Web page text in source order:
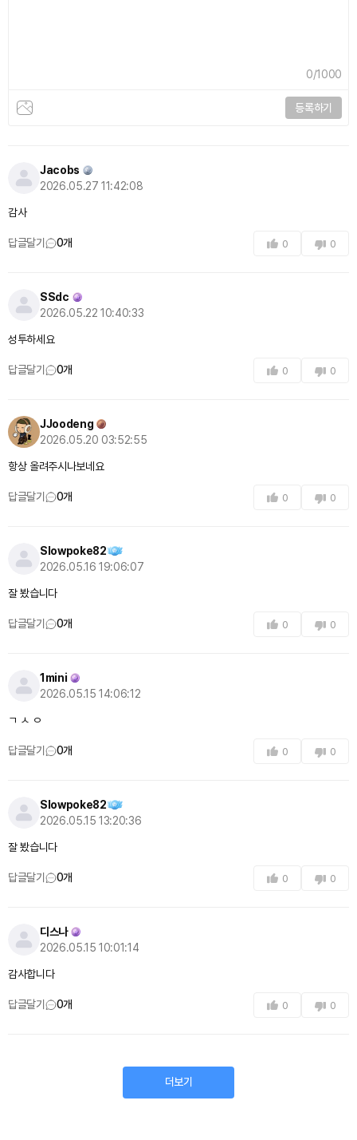
0/1000
등록하기
Jacobs
2026.05.27 11:42:08
감사
답글달기 0개 0 0
SSdc
2026.05.22 10:40:33
성투하세요
답글달기 0개 0 0
JJoodeng
2026.05.20 03:52:55
항상 올려주시나보네요
답글달기 0개 0 0
Slowpoke82
2026.05.16 19:06:07
잘 봤습니다
답글달기 0개 0 0
1mini
2026.05.15 14:06:12
ㄱ ㅅ ㅇ
답글달기 0개 0 0
Slowpoke82
2026.05.15 13:20:36
잘 봤습니다
답글달기 0개 0 0
디스나
2026.05.15 10:01:14
감사합니다
답글달기 0개 0 0
더보기